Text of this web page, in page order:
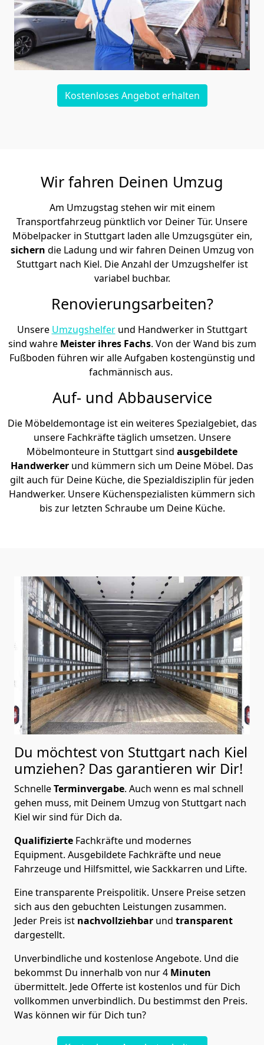
Kostenloses Angebot erhalten
Wir fahren Deinen Umzug
Am Umzugstag stehen wir mit einem
Transportfahrzeug pünktlich vor Deiner Tür. Unsere
Möbelpacker in Stuttgart laden alle Umzugsgüter ein,
sichern die Ladung und wir fahren Deinen Umzug von
Stuttgart nach Kiel. Die Anzahl der Umzugshelfer ist
variabel buchbar.
Renovierungsarbeiten?
Unsere Umzugshelferund Handwerker in Stuttgart
sind wahre Meister ihres Fachs. Von der Wand bis zum
Fußboden führen wir alle Aufgaben kostengünstig und
fachmännisch aus.
Auf- und Abbauservice
Die Möbeldemontage ist ein weiteres Spezialgebiet, das
unsere Fachkräfte täglich umsetzen. Unsere
Möbelmonteure in Stuttgart sind ausgebildete
Handwerker und kümmern sich um Deine Möbel. Das
gilt auch für Deine Küche, die Spezialdisziplin für jeden
Handwerker. Unsere Küchenspezialisten kümmern sich
bis zur letzten Schraube um Deine Küche.
Du möchtest von Stuttgart nach Kiel
umziehen? Das garantieren wir Dir!
SchnelleTerminvergabe. Auch wenn es mal schnell
gehen muss, mit Deinem Umzug von Stuttgart nach
Kiel wir sind für Dich da.
Qualifizierte Fachkräfte und modernes
Equipment. Ausgebildete Fachkräfte und neue
Fahrzeuge und Hilfsmittel, wie Sackkarren und Lifte.
Eine transparente Preispolitik. Unsere Preise setzen
sich aus den gebuchten Leistungen zusammen.
Jeder Preis ist nachvollziehbar und transparent
dargestellt.
Unverbindliche und kostenlose Angebote. Und die
bekommst Du innerhalb von nur4 Minuten
übermittelt. Jede Offerte ist kostenlos und für Dich
vollkommen unverbindlich. Du bestimmst den Preis.
Was können wir für Dich tun?